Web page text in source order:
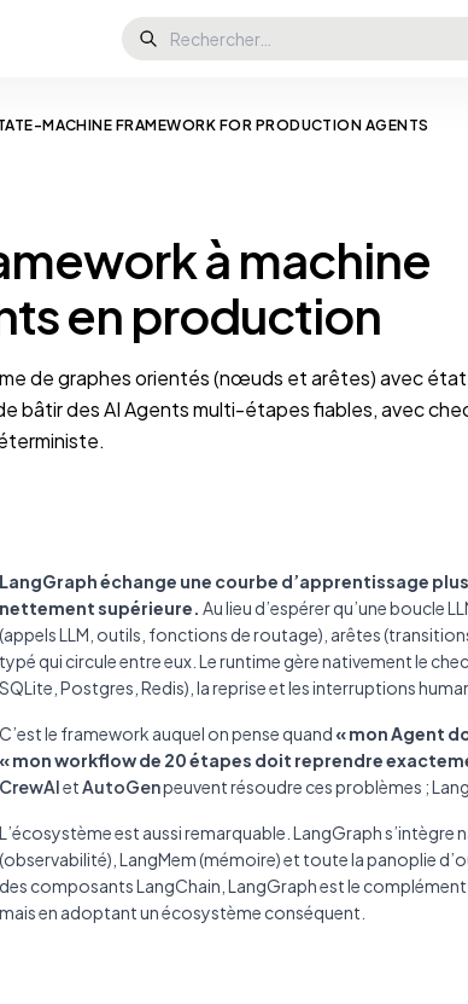
MACHINE FRAMEWORK FOR PRODUCTION AGENTS
à machine
en production
de graphes orientés (nœuds et arêtes) avec
bâtir des AI Agents multi-étapes fiables, avec
LangGraph échange une courbe d’apprentissage
nettement supérieure. Au lieu d’espérer qu’une boucle
(appels LLM, outils, fonctions de routage), arêtes
typé qui circule entre eux. Le runtime gère nativement le
SQLite, Postgres, Redis), la reprise et les interruptions
C’est le framework auquel on pense quand « mon Agent
« mon workflow de 20 étapes doit reprendre
CrewAIetAutoGenpeuvent résoudre ces problèmes ;
L’écosystème est aussi remarquable. LangGraph s’intègre
(observabilité), LangMem (mémoire) et toute la panoplie
des composants LangChain, LangGraph est le
mais en adoptant un écosystème conséquent.